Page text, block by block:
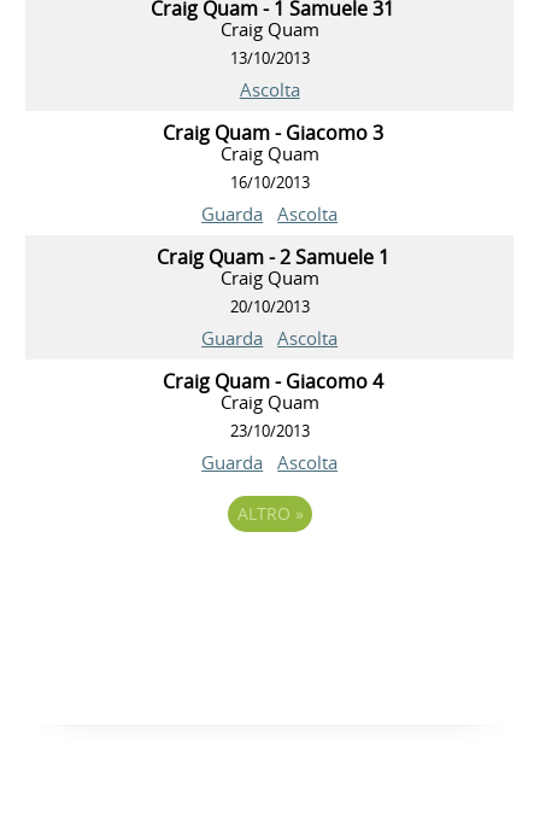
Craig Quam - 1 Samuele 31
Craig Quam
13/10/2013
Ascolta
Craig Quam - Giacomo 3
Craig Quam
16/10/2013
Guarda Ascolta
Craig Quam - 2 Samuele 1
Craig Quam
20/10/2013
Guarda Ascolta
Craig Quam - Giacomo 4
Craig Quam
23/10/2013
Guarda Ascolta
ALTRO »